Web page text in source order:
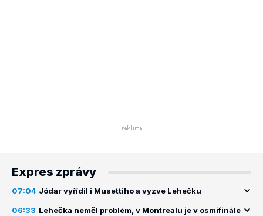
Expres zprávy
07:04 Jódar vyřídil i Musettiho a vyzve Lehečku
06:33 Lehečka neměl problém, v Montrealu je v osmifinále